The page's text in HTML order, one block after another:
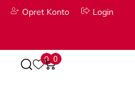
Opret Konto Login
0 0